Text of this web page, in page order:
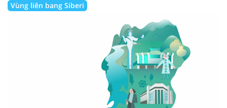
Vùng liên bang Siberi